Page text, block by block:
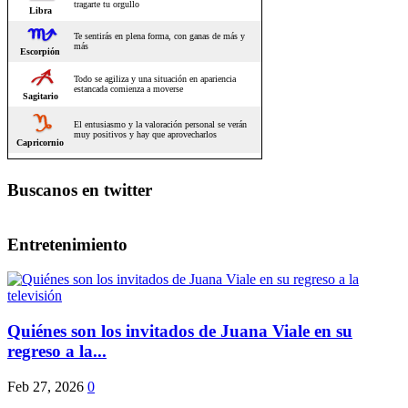
Buscanos en twitter
Entretenimiento
Quiénes son los invitados de Juana Viale en su
regreso a la...
Feb 27, 2026 0